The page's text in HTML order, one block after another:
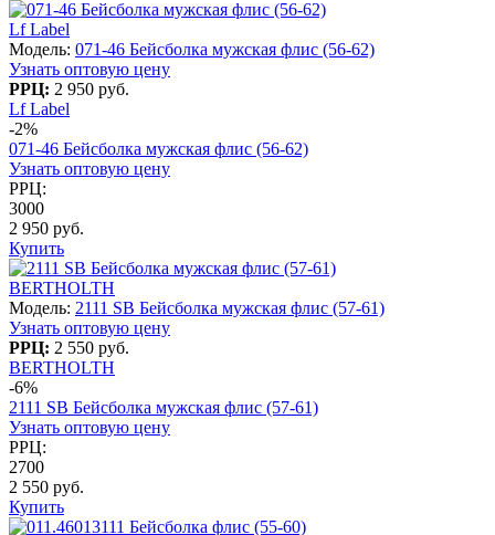
Lf Label
Модель: 071-46 Бейсболка мужская флис (56-62)
Узнать оптовую цену
РРЦ: 2 950 руб.
Lf Label
-2%
071-46 Бейсболка мужская флис (56-62)
Узнать оптовую цену
РРЦ:
3000
2 950 руб.
Купить
BERTHOLTH
Модель: 2111 SB Бейсболка мужская флис (57-61)
Узнать оптовую цену
РРЦ: 2 550 руб.
BERTHOLTH
-6%
2111 SB Бейсболка мужская флис (57-61)
Узнать оптовую цену
РРЦ:
2700
2 550 руб.
Купить